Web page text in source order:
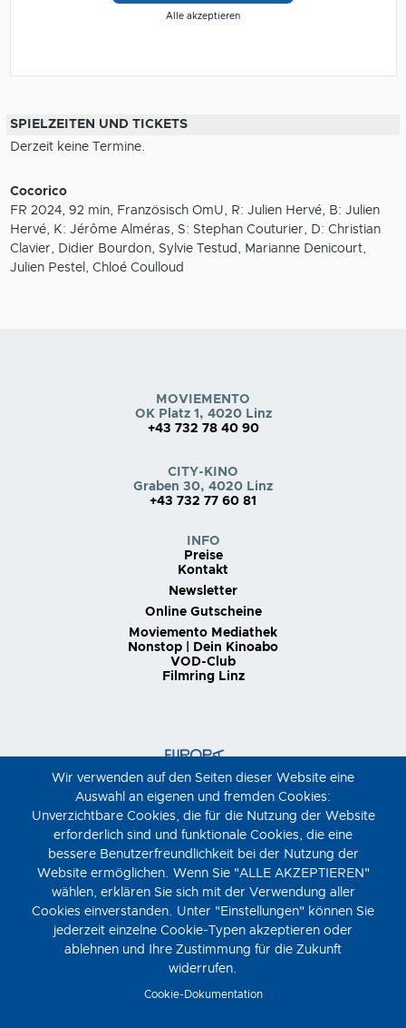
Alle akzeptieren
SPIELZEITEN UND TICKETS
Derzeit keine Termine.
Cocorico
FR 2024, 92 min, Französisch OmU, R: Julien Hervé, B: Julien
Hervé, K: Jérôme Alméras, S: Stephan Couturier, D: Christian
Clavier, Didier Bourdon, Sylvie Testud, Marianne Denicourt,
Julien Pestel, Chloé Coulloud
MOVIEMENTO
OK Platz 1, 4020 Linz
+43 732 78 40 90
CITY-KINO
Graben 30, 4020 Linz
+43 732 77 60 81
INFO
Preise
Kontakt
Newsletter
Online Gutscheine
Moviemento Mediathek
Nonstop | Dein Kinoabo
VOD-Club
Filmring Linz
Wir verwenden auf den Seiten dieser Website eine
Auswahl an eigenen und fremden Cookies:
Unverzichtbare Cookies, die für die Nutzung der Website
erforderlich sind und funktionale Cookies, die eine
bessere Benutzerfreundlichkeit bei der Nutzung der
Website ermöglichen. Wenn Sie "ALLE AKZEPTIEREN"
wählen, erklären Sie sich mit der Verwendung aller
Cookies einverstanden. Unter "Einstellungen" können Sie
jederzeit einzelne Cookie-Typen akzeptieren oder
ablehnen und Ihre Zustimmung für die Zukunft
widerrufen.
Cookie-Dokumentation